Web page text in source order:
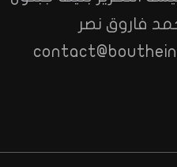
فاروق نصر